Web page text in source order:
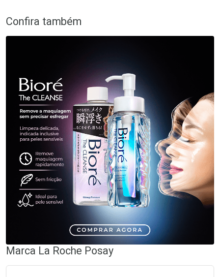
Confira também
Marca La Roche Posay